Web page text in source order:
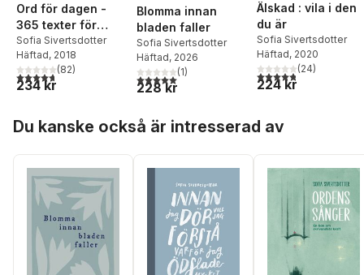
Ord för dagen -
365 texter för
styrka & sinnesro
Sofia Sivertsdotter
Häftad, 2018
4,7utav 5 stjärnor. Totalt antal röster:
(82)
234 kr
Blomma innan
bladen faller
Sofia Sivertsdotter
Häftad, 2026
5,0utav 5 stjärnor. Totalt antal röster:
(1)
228 kr
Älskad : vila i den
du är
Sofia Sivertsdotter
Häftad, 2020
4,8utav 5 stjärnor.
(24)
224 kr
Du kanske också är intresserad av